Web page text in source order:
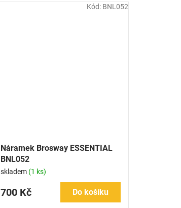
Náramek Brosway ESSENTIAL
BNL052
skladem (1 ks)
700 Kč Do košíku
Kód: BNL052